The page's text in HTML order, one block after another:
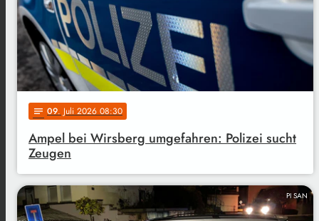
notes 09. Juli 2026 08:30
Ampel bei Wirsberg umgefahren: Polizei sucht
Zeugen
PI SAN